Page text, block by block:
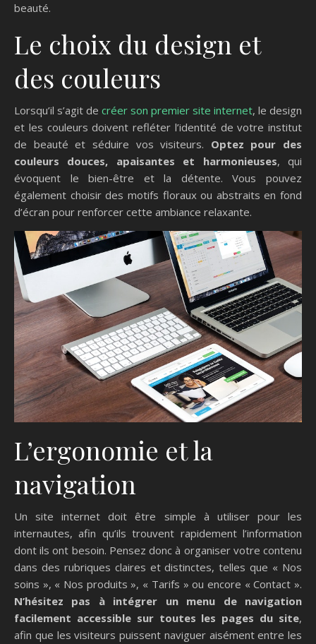
beauté.
Le choix du design et
des couleurs
Lorsqu’il s’agit de créer son premier site internet, le design
et les couleurs doivent refléter l’identité de votre institut
de beauté et séduire vos visiteurs. Optez pour des
couleurs douces, apaisantes et harmonieuses, qui
évoquent le bien-être et la détente. Vous pouvez
également choisir des motifs floraux ou abstraits en fond
d’écran pour renforcer cette ambiance relaxante.
L’ergonomie et la
navigation
Un site internet doit être simple à utiliser pour les
internautes, afin qu’ils trouvent rapidement l’information
dont ils ont besoin. Pensez donc à organiser votre contenu
dans des rubriques claires et distinctes, telles que « Nos
soins », « Nos produits », « Tarifs » ou encore « Contact ».
N’hésitez pas à intégrer un menu de navigation
facilement accessible sur toutes les pages du site,
afin que les visiteurs puissent naviguer aisément entre les